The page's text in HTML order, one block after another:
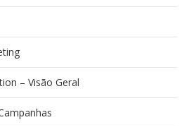
– Visão Geral